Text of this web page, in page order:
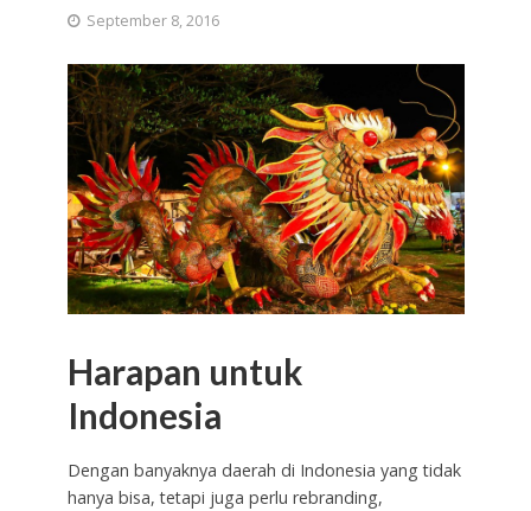
September 8, 2016
Harapan untuk
Indonesia
Dengan banyaknya daerah di Indonesia yang tidak
hanya bisa, tetapi juga perlu rebranding,